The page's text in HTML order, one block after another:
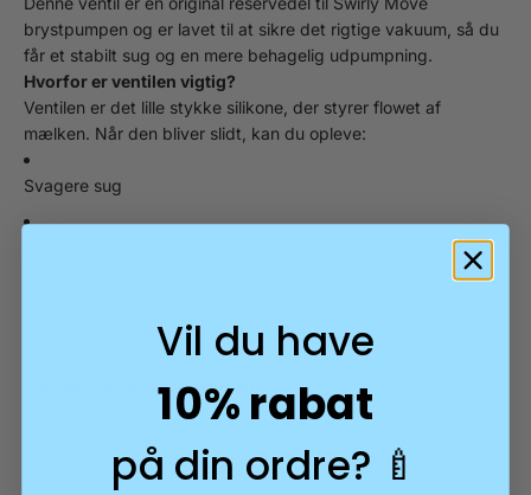
brystpumpen og er lavet til at sikre det rigtige vakuum, så du
får et stabilt sug og en mere behagelig udpumpning.
Hvorfor er ventilen vigtig?
Ventilen er det lille stykke silikone, der styrer flowet af
mælken. Når den bliver slidt, kan du opleve:
Svagere sug
Med en ny ventil får du pumpen tilbage i topform – uden at
skulle ud og købe en helt ny brystpumpe.
Fordele ved at skifte ventilen:
Vil du have
10% rabat
på din ordre? 🍼